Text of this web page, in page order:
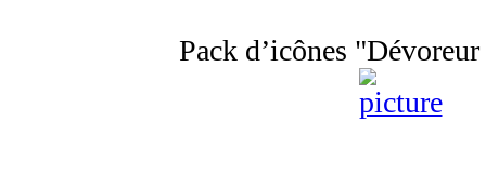
Pack d’icônes "Dévoreur